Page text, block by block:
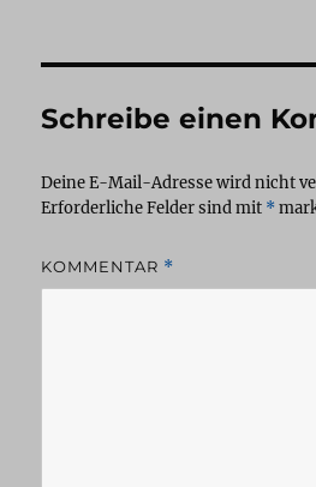
Schreibe einen
Deine E-Mail-Adresse wird nicht
Erforderliche Felder sind mit *
KOMMENTAR *